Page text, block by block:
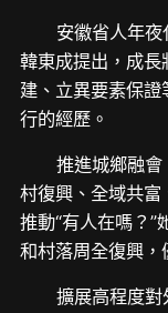
安徽省人年
韓東成提出，成
建、立異要素保
行的經歷。
推進城鄉融會
村復興、全域共富
推動“有人在嗎？
和村落周全復興，
擴展高程度